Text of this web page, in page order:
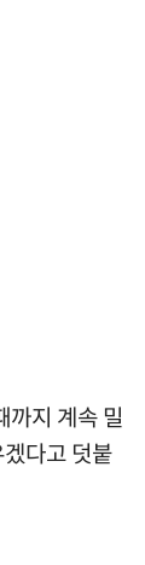
까지 계속 밀
다고 덧붙